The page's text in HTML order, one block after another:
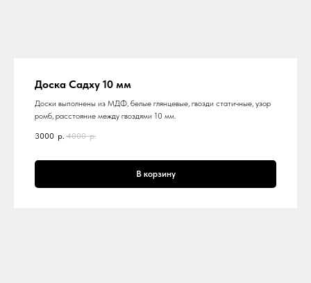
Доска Садху 10 мм
Доски выполнены из МДФ, белые глянцевые, гвозди статичные, узор
ромб, расстояние между гвоздями 10 мм.
3000 р. 4000 р.
В корзину